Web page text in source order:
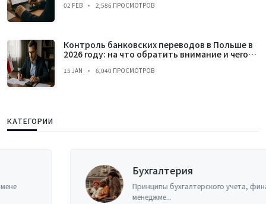
02 FEB 2,586 ПРОСМОТРОВ
Контроль банковских переводов в Польше в
2026 году: на что обратить внимание и чего
15 JAN 6,040 ПРОСМОТРОВ
КАТЕГОРИИ
Бухгалтерия
Принципы бухгалтерского учета, финансовый
менеджме...